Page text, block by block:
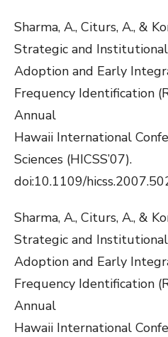
Sharma, A., Citurs, A., &
Strategic and
Adoption and Early
Frequency Identification
Annual
Hawaii International
Sciences (HICSS’07).
doi:10.1109/
Sharma, A., Citurs, A., &
Strategic and
Adoption and Early
Frequency Identification
Annual
Hawaii International